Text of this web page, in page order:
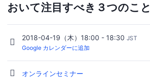
おいて注目すべき３つのこと
2018-04-19（木）18:00 - 18:30 JST
Google カレンダーに追加
オンラインセミナー